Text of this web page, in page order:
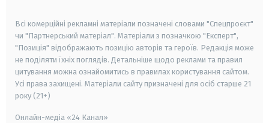
Всі комерційні рекламні матеріали позначені словами "Спецпроєкт"
чи "Партнерський матеріал". Матеріали з позначкою "Експерт",
"Позиція" відображають позицію авторів та героїв. Редакція може
не поділяти їхніх поглядів. Детальніше щодо реклами та правил
цитування можна ознайомитись в правилах користування сайтом.
Усі права захищені. Матеріали сайту призначені для осіб старше 21
року (21+)
Онлайн-медіа «24 Канал»